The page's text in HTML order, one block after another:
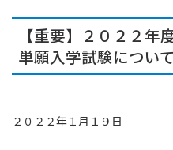
【重要】２０２２
単願入学試験について
２０２２年１月１９日